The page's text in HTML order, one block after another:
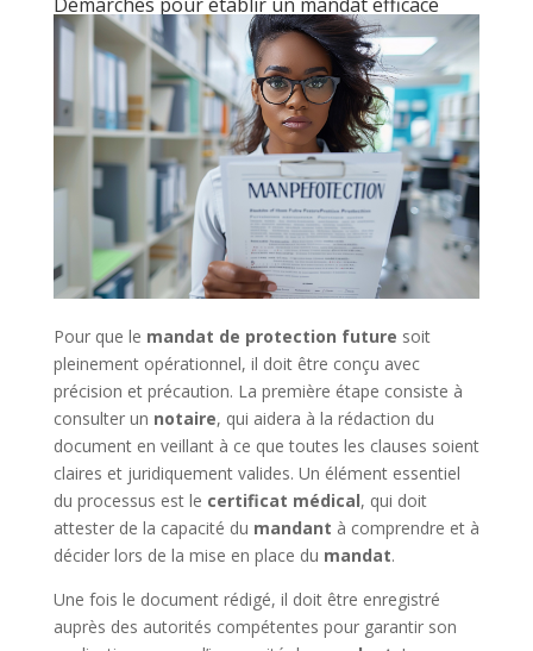
Pour que le mandat de protection future soit
pleinement opérationnel, il doit être conçu avec
précision et précaution. La première étape consiste à
consulter un notaire, qui aidera à la rédaction du
document en veillant à ce que toutes les clauses soient
claires et juridiquement valides. Un élément essentiel
du processus est le certificat médical, qui doit
attester de la capacité du mandant à comprendre et à
décider lors de la mise en place du mandat.
Une fois le document rédigé, il doit être enregistré
auprès des autorités compétentes pour garantir son